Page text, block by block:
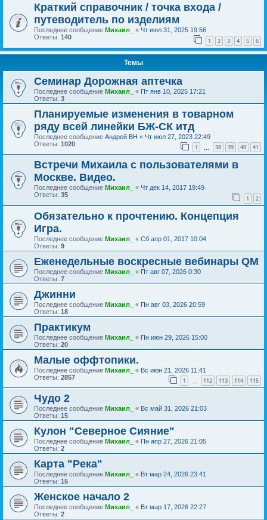
Краткий справочник / точка входа /
путеводитель по изделиям
Последнее сообщение Михаил_ « Чт июл 31, 2025 19:56
Ответы: 140 1 2 3 4 5 6
Темы
Семинар Дорожная аптечка
Последнее сообщение Михаил_ « Пт янв 10, 2025 17:21
Ответы: 3
Планируемые изменения в товарном
ряду всей линейки БЖ-СК итд
Последнее сообщение Андрей ВН « Чт июл 27, 2023 22:49
Ответы: 1020 1 38 39 40 41
Встречи Михаила с пользователями в
Москве. Видео.
Последнее сообщение Михаил_ « Чт дек 14, 2017 19:49
Ответы: 35 1 2
Обязательно к прочтению. Концепция
Игра.
Последнее сообщение Михаил_ « Сб апр 01, 2017 10:04
Ответы: 9
Еженедельные воскресные вебинары QM
Последнее сообщение Михаил_ « Пт авг 07, 2026 0:30
Ответы: 7
Джинни
Последнее сообщение Михаил_ « Пн авг 03, 2026 20:59
Ответы: 18
Практикум
Последнее сообщение Михаил_ « Пн июн 29, 2026 15:00
Ответы: 20
Малые оффтопики.
Последнее сообщение Михаил_ « Вс июн 21, 2026 11:41
Ответы: 2857 1 112 113 114 115
Чудо 2
Последнее сообщение Михаил_ « Вс май 31, 2026 21:03
Ответы: 15
Кулон "Северное Сияние"
Последнее сообщение Михаил_ « Пн апр 27, 2026 21:05
Ответы: 2
Карта "Река"
Последнее сообщение Михаил_ « Вт мар 24, 2026 23:41
Ответы: 15
Женское начало 2
Последнее сообщение Михаил_ « Вт мар 17, 2026 22:27
Ответы: 2